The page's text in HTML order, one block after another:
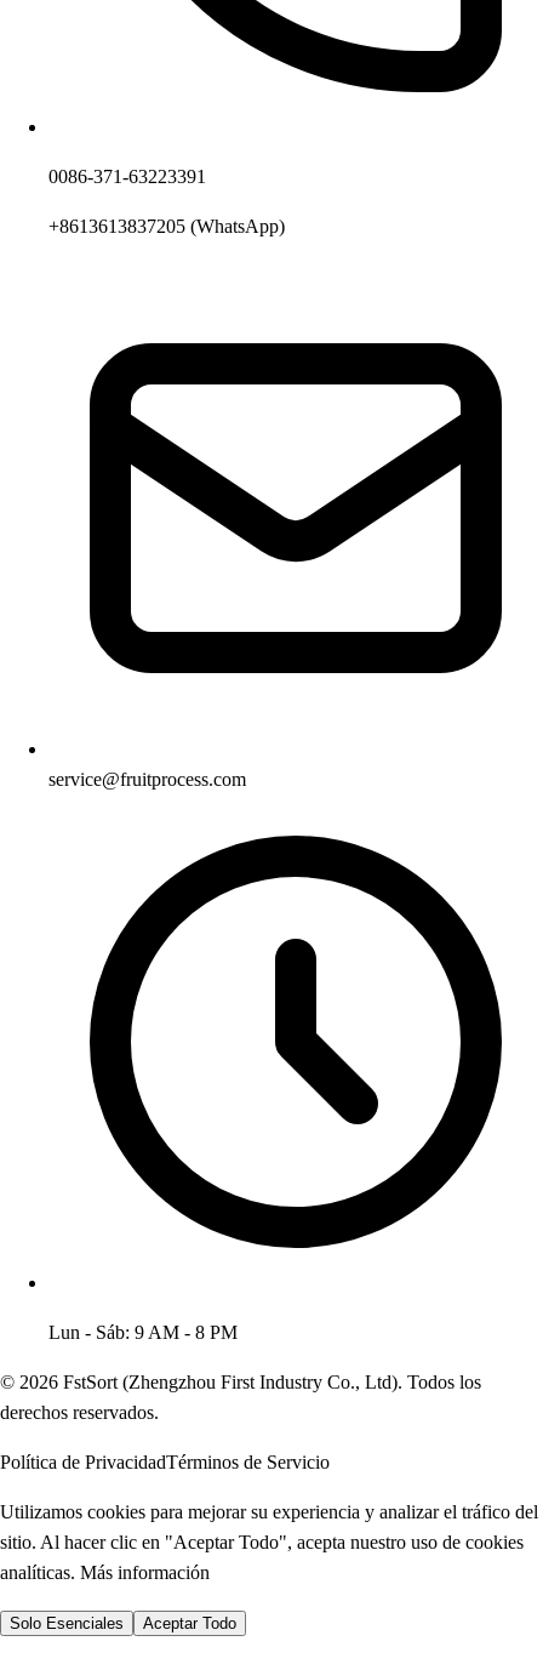
0086-371-63223391
+8613613837205 (WhatsApp)
service@fruitprocess.com
Lun - Sáb: 9 AM - 8 PM
© 2026 FstSort (Zhengzhou First Industry Co., Ltd). Todos los
derechos reservados.
Política de PrivacidadTérminos de Servicio
Utilizamos cookies para mejorar su experiencia y analizar el tráfico del
sitio. Al hacer clic en "Aceptar Todo", acepta nuestro uso de cookies
analíticas. Más información
Solo Esenciales Aceptar Todo